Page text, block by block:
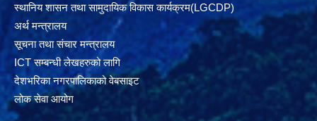
स्थानिय शासन तथा सामुदायिक विकास कार्यक्रम(LGCDP)
अर्थ मन्त्रालय
सूचना तथा संचार मन्त्रालय
ICT सम्बन्धी लेखहरुको लागि
देशभरिका नगरपालिकाको वेबसाइट
लोक सेवा आयोग